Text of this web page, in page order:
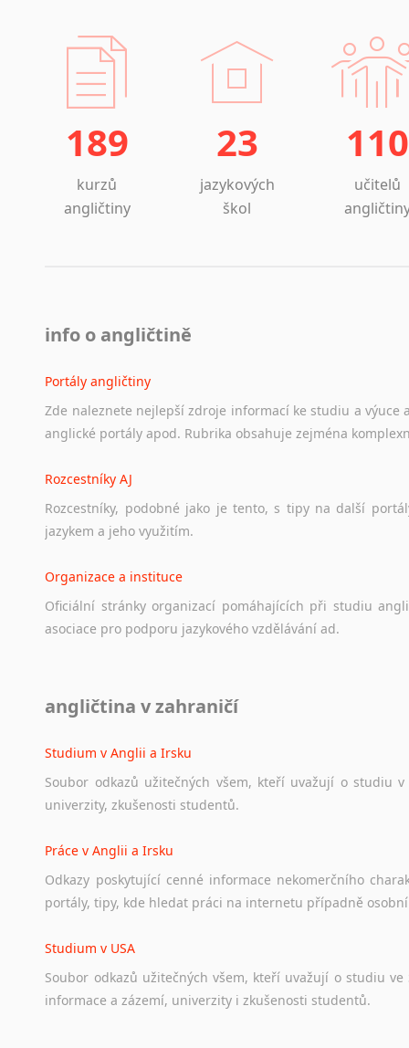
189
kurzů
angličtiny
23
jazykových
škol
110
učitelů
info o angličtině
Portály angličtiny
Zde naleznete nejlepší zdroje informací ke studiu a výuce
anglické portály apod. Rubrika obsahuje zejména
Rozcestníky AJ
Rozcestníky, podobné jako je tento, s tipy na další
jazykem a jeho využitím.
Organizace a instituce
Oficiální stránky organizací pomáhajících při studiu
asociace pro podporu jazykového vzdělávání ad.
Ať už se jedná o česká diskusní
angličtina v zahraničí
Studium v Anglii a Irsku
Soubor odkazů užitečných všem, kteří uvažují o studiu v
univerzity, zkušenosti studentů.
Práce v Anglii a Irsku
Odkazy poskytující cenné informace nekomerčního
portály, tipy, kde hledat práci na internetu případně osobní
Studium v USA
Soubor odkazů užitečných všem, kteří uvažují o studiu ve
informace a zázemí, univerzity i zkušenosti studentů.